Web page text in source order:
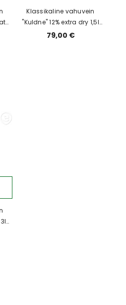
Klassikaline vahuvein
"Kuldne" 12% extra dry 1,5l
MAGNUM
79,00 €